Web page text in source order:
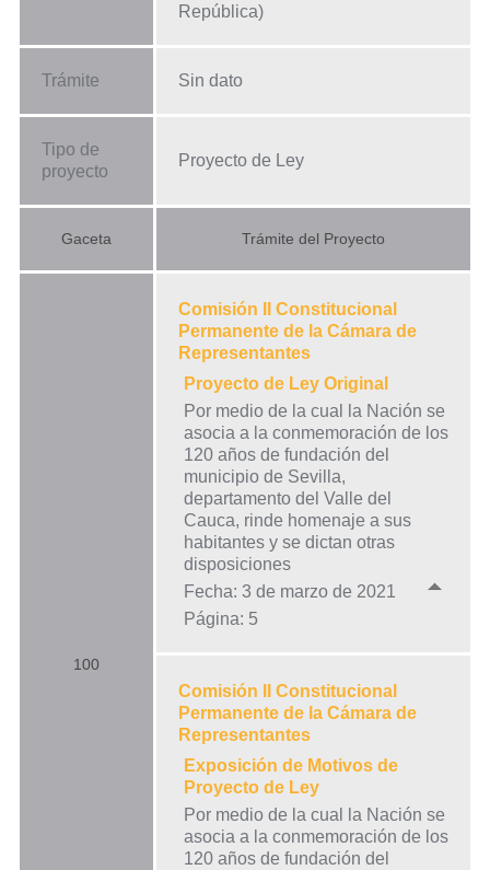
República)
Trámite Sin dato
Tipo de
proyecto
Proyecto de Ley
Gaceta Trámite del Proyecto
100
Comisión II Constitucional
Permanente de la Cámara de
Representantes
Proyecto de Ley Original
Por medio de la cual la Nación se
asocia a la conmemoración de los
120 años de fundación del
municipio de Sevilla,
departamento del Valle del
Cauca, rinde homenaje a sus
habitantes y se dictan otras
disposiciones
Fecha: 3 de marzo de 2021
Página: 5
Comisión II Constitucional
Permanente de la Cámara de
Representantes
Exposición de Motivos de
Proyecto de Ley
Por medio de la cual la Nación se
asocia a la conmemoración de los
120 años de fundación del